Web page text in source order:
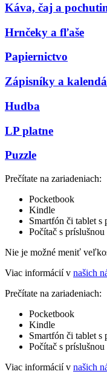
Káva, čaj a
Hrnčeky a fľaše
Papiernictvo
Zápisníky a
Hudba
LP platne
Puzzle
Prečítate na zariadeniach:
Pocketbook
Kindle
Smartfón či tablet s
Počítač s
Nie je možné meniť
Viac informácií v našich
Prečítate na zariadeniach:
Pocketbook
Kindle
Smartfón či tablet s
Počítač s
Viac informácií v našich